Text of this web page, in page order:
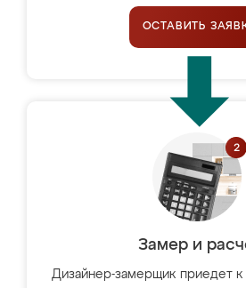
ОСТАВИТЬ
Замер и
Дизайнер-замерщик приедет к